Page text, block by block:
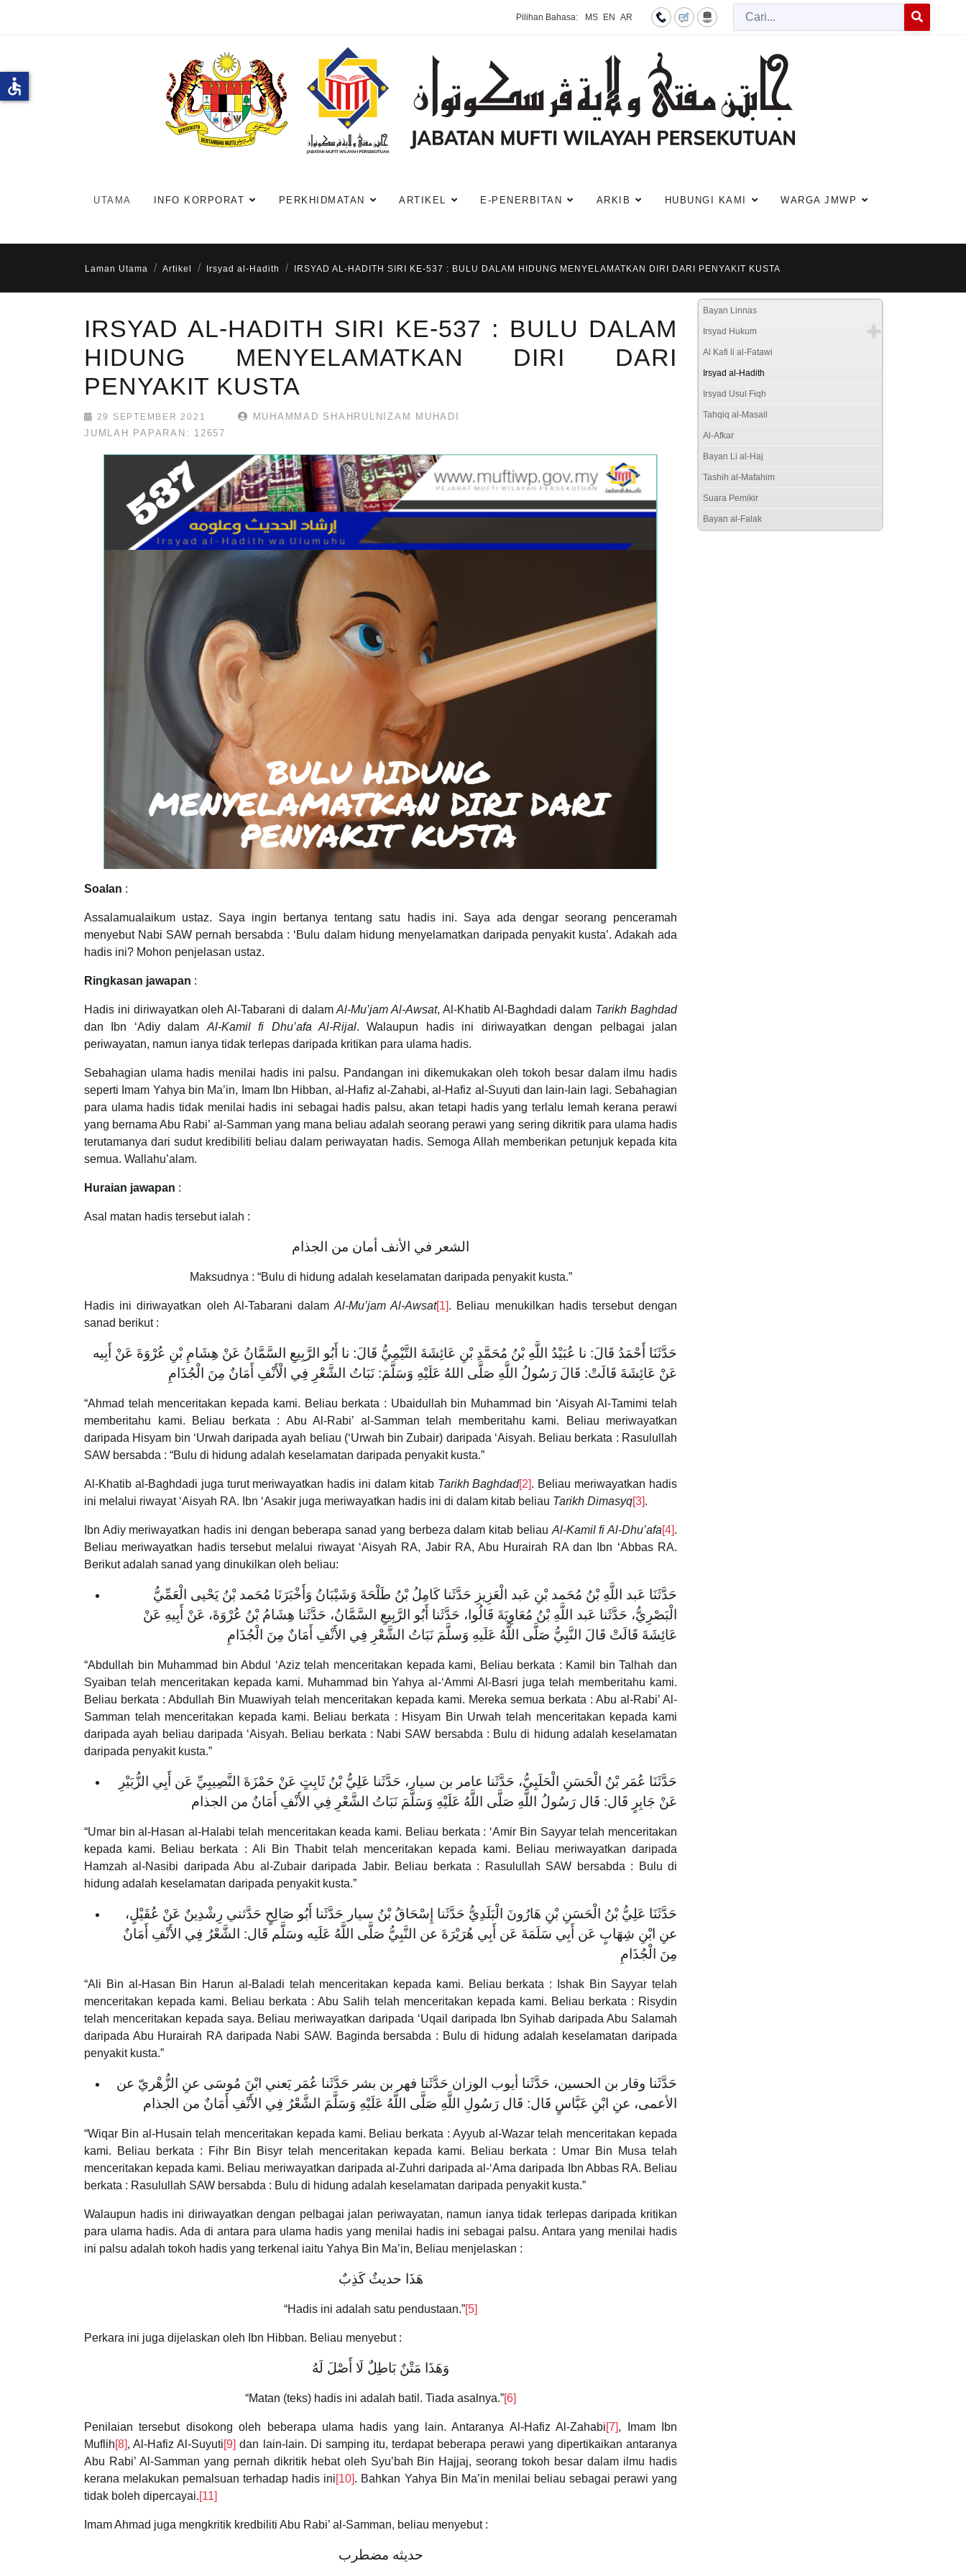
Pilihan Bahasa: MS EN AR
Cari
UTAMA INFO KORPORAT PERKHIDMATAN ARTIKEL E-PENERBITAN ARKIB HUBUNGI KAMI WARGA JMWP
Laman Utama Artikel Irsyad al-Hadith IRSYAD AL-HADITH SIRI KE-537 : BULU DALAM HIDUNG MENYELAMATKAN DIRI DARI PENYAKIT KUSTA
IRSYAD AL-HADITH SIRI KE-537 : BULU DALAM
HIDUNG MENYELAMATKAN DIRI DARI
PENYAKIT KUSTA
29 SEPTEMBER 2021
MUHAMMAD SHAHRULNIZAM MUHADI
JUMLAH PAPARAN: 12657
Soalan :
Assalamualaikum ustaz. Saya ingin bertanya tentang satu hadis ini. Saya ada dengar seorang penceramah
menyebut Nabi SAW pernah bersabda : ‘Bulu dalam hidung menyelamatkan daripada penyakit kusta’. Adakah ada
hadis ini? Mohon penjelasan ustaz.
Ringkasan jawapan :
Hadis ini diriwayatkan oleh Al-Tabarani di dalamAl-Mu’jam Al-Awsat, Al-Khatib Al-Baghdadi dalam Tarikh Baghdad
dan Ibn ‘Adiy dalam Al-Kamil fi Dhu’afa Al-Rijal. Walaupun hadis ini diriwayatkan dengan pelbagai jalan
periwayatan, namun ianya tidak terlepas daripada kritikan para ulama hadis.
Sebahagian ulama hadis menilai hadis ini palsu. Pandangan ini dikemukakan oleh tokoh besar dalam ilmu hadis
seperti Imam Yahya bin Ma’in, Imam Ibn Hibban, al-Hafiz al-Zahabi, al-Hafiz al-Suyuti dan lain-lain lagi. Sebahagian
para ulama hadis tidak menilai hadis ini sebagai hadis palsu, akan tetapi hadis yang terlalu lemah kerana perawi
yang bernama Abu Rabi’ al-Samman yang mana beliau adalah seorang perawi yang sering dikritik para ulama hadis
terutamanya dari sudut kredibiliti beliau dalam periwayatan hadis. Semoga Allah memberikan petunjuk kepada kita
semua. Wallahu’alam.
Huraian jawapan :
Asal matan hadis tersebut ialah :
Maksudnya : “Bulu di hidung adalah keselamatan daripada penyakit kusta.”
Hadis ini diriwayatkan oleh Al-Tabarani dalam Al-Mu’jam Al-Awsat[1]. Beliau menukilkan hadis tersebut dengan
sanad berikut :
حَدَّثَنَا أَحْمَدُ قَالَ: نا عُبَيْدُ اللَّهِ بْنُ مُحَمَّدِ بْنِ عَائِشَةَ التَّيْمِيُّ قَالَ: نا أَبُو الرَّبِيعِ السَّمَّانُ عَنْ هِشَامِ بْنِ عُرْوَةَ عَنْ أَبِيه
عَنْ عَائِشَةَ قَالَتْ: قَالَ رَسُولُ اللَّهِ صَلَّى اللهُ عَلَيْهِ وَسَلَّمَ: نَبَاتُ ‌الشَّعْرِ ‌فِي ‌الْأَنْفِ ‌أَمَانٌ ‌مِنَ ‌الْجُذَامِ
“Ahmad telah menceritakan kepada kami. Beliau berkata : Ubaidullah bin Muhammad bin ‘Aisyah Al-Tamimi telah
memberitahu kami. Beliau berkata : Abu Al-Rabi’ al-Samman telah memberitahu kami. Beliau meriwayatkan
daripada Hisyam bin ‘Urwah daripada ayah beliau (‘Urwah bin Zubair) daripada ‘Aisyah. Beliau berkata : Rasulullah
SAW bersabda : “Bulu di hidung adalah keselamatan daripada penyakit kusta.”
Al-Khatib al-Baghdadi juga turut meriwayatkan hadis ini dalam kitab Tarikh Baghdad[2]. Beliau meriwayatkan hadis
ini melalui riwayat ‘Aisyah RA. Ibn ‘Asakir juga meriwayatkan hadis ini di dalam kitab beliau Tarikh Dimasyq[3].
Ibn Adiy meriwayatkan hadis ini dengan beberapa sanad yang berbeza dalam kitab beliau Al-Kamil fi Al-Dhu’afa[4].
Beliau meriwayatkan hadis tersebut melalui riwayat ‘Aisyah RA, Jabir RA, Abu Hurairah RA dan Ibn ‘Abbas RA.
Berikut adalah sanad yang dinukilkan oleh beliau:
حَدَّثَنَا عَبد اللَّهِ بْنُ مُحَمد بْنِ عَبد الْعَزِيزِ حَدَّثَنا كَامِلُ بْنُ طَلْحَةَ وَشَيْبَانُ وَأَخْبَرَنَا مُحَمد بْنُ يَحْيى الْعَمِّيُّ
الْبَصْرِيُّ، حَدَّثَنا عَبد اللَّهِ بْنُ مُعَاوِيَةَ قَالُوا، حَدَّثَنا أَبُو الرَّبِيعِ السَّمَّانُ، حَدَّثَنا هِشَامُ بْنُ عُرْوَةَ، عَنْ أَبِيهِ عَنْ
عَائِشَةَ قَالَتْ قَالَ النَّبِيُّ صَلَّى اللَّهُ عَلَيهِ وَسلَّمَ نَبَاتُ ‌الشَّعْرِ ‌فِي ‌الأَنْفِ ‌أَمَانٌ ‌مِنَ ‌الْجُذَامِ
“Abdullah bin Muhammad bin Abdul ‘Aziz telah menceritakan kepada kami, Beliau berkata : Kamil bin Talhah dan
Syaiban telah menceritakan kepada kami. Muhammad bin Yahya al-‘Ammi Al-Basri juga telah memberitahu kami.
Beliau berkata : Abdullah Bin Muawiyah telah menceritakan kepada kami. Mereka semua berkata : Abu al-Rabi’ Al-
Samman telah menceritakan kepada kami. Beliau berkata : Hisyam Bin Urwah telah menceritakan kepada kami
daripada ayah beliau daripada ‘Aisyah. Beliau berkata : Nabi SAW bersabda : Bulu di hidung adalah keselamatan
daripada penyakit kusta.”
حَدَّثَنَا عُمَر بْنُ الْحَسَنِ الْحَلَبِيُّ، حَدَّثَنا عامر بن سيار، حَدَّثَنا عَلِيُّ بْنُ ثَابِتٍ عَنْ حَمْزَةَ النَّصِيبِيِّ عَن أَبِي الزُّبَيْرِ
عَنْ جَابِرٍ قَال: قَال رَسُولُ اللَّهِ صَلَّى اللَّهُ عَلَيْهِ وَسَلَّمَ نَبَاتُ ‌الشَّعْرِ ‌فِي ‌الأَنْفِ ‌أَمَانٌ ‌من ‌الجذام
“Umar bin al-Hasan al-Halabi telah menceritakan keada kami. Beliau berkata : ‘Amir Bin Sayyar telah menceritakan
kepada kami. Beliau berkata : Ali Bin Thabit telah menceritakan kepada kami. Beliau meriwayatkan daripada
Hamzah al-Nasibi daripada Abu al-Zubair daripada Jabir. Beliau berkata : Rasulullah SAW bersabda : Bulu di
hidung adalah keselamatan daripada penyakit kusta.”
حَدَّثَنَا عَلِيُّ بْنُ الْحَسَنِ بْنِ هَارُونَ الْبَلَدِيُّ حَدَّثَنا إِسْحَاقُ بْنُ سيار حَدَّثَنا أَبُو صَالِحٍ حَدَّثني رِشْدِينٌ عَنْ عُقَيْلٍ،
عنِ ابْنِ شِهَابٍ عَن أَبِي سَلَمَةَ عَن أَبِي هُرَيْرَةَ عن النَّبِيُّ صَلَّى اللَّهُ عَلَيه وسَلَّم قَال: الشَّعْرُ فِي الأَنْفِ أَمَانٌ
مِنَ الْجُذَامِ
“Ali Bin al-Hasan Bin Harun al-Baladi telah menceritakan kepada kami. Beliau berkata : Ishak Bin Sayyar telah
menceritakan kepada kami. Beliau berkata : Abu Salih telah menceritakan kepada kami. Beliau berkata : Risydin
telah menceritakan kepada saya. Beliau meriwayatkan daripada ‘Uqail daripada Ibn Syihab daripada Abu Salamah
daripada Abu Hurairah RA daripada Nabi SAW. Baginda bersabda : Bulu di hidung adalah keselamatan daripada
penyakit kusta.”
حَدَّثَنا وقار بن الحسين، حَدَّثَنا أيوب الوزان حَدَّثَنا فهر بن بشر حَدَّثَنا عُمَر يَعني ابْنَ مُوسَى عنِ الزُّهْريّ عن
الأعمى، عنِ ابْنِ عَبَّاسٍ قَال: قَال رَسُولِ اللَّهِ صَلَّى اللَّهُ عَلَيْهِ وَسَلَّمَ ‌الشَّعْرُ ‌فِي ‌الأَنْفِ ‌أَمَانٌ ‌من ‌الجذام
“Wiqar Bin al-Husain telah menceritakan kepada kami. Beliau berkata : Ayyub al-Wazar telah menceritakan kepada
kami. Beliau berkata : Fihr Bin Bisyr telah menceritakan kepada kami. Beliau berkata : Umar Bin Musa telah
menceritakan kepada kami. Beliau meriwayatkan daripada al-Zuhri daripada al-‘Ama daripada Ibn Abbas RA. Beliau
berkata : Rasulullah SAW bersabda : Bulu di hidung adalah keselamatan daripada penyakit kusta.”
Walaupun hadis ini diriwayatkan dengan pelbagai jalan periwayatan, namun ianya tidak terlepas daripada kritikan
para ulama hadis. Ada di antara para ulama hadis yang menilai hadis ini sebagai palsu. Antara yang menilai hadis
ini palsu adalah tokoh hadis yang terkenal iaitu Yahya Bin Ma’in, Beliau menjelaskan :
هَذَا حديثٌ كَذِبٌ
“Hadis ini adalah satu pendustaan.”[5]
Perkara ini juga dijelaskan oleh Ibn Hibban. Beliau menyebut :
وَهَذَا مَتْنٌ بَاطِلٌ لَا أَصْلَ لَهُ
“Matan (teks) hadis ini adalah batil. Tiada asalnya.”[6]
Penilaian tersebut disokong oleh beberapa ulama hadis yang lain. Antaranya Al-Hafiz Al-Zahabi[7], Imam Ibn
Muflih[8], Al-Hafiz Al-Suyuti[9] dan lain-lain. Di samping itu, terdapat beberapa perawi yang dipertikaikan antaranya
Abu Rabi’ Al-Samman yang pernah dikritik hebat oleh Syu’bah Bin Hajjaj, seorang tokoh besar dalam ilmu hadis
kerana melakukan pemalsuan terhadap hadis ini[10]. Bahkan Yahya Bin Ma’in menilai beliau sebagai perawi yang
tidak boleh dipercayai.[11]
Imam Ahmad juga mengkritik kredbiliti Abu Rabi’ al-Samman, beliau menyebut :
حديثه مضطرب
Bayan Linnas
Irsyad Hukum
Al Kafi li al-Fatawi
Irsyad al-Hadith
Irsyad Usul Fiqh
Tahqiq al-Masail
Al-Afkar
Bayan Li al-Haj
Tashih al-Mafahim
Suara Pemikir
Bayan al-Falak
accessible